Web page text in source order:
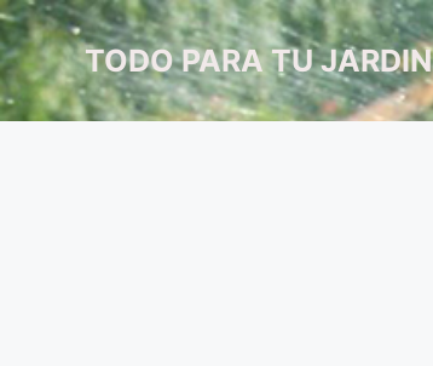
Saltar
al
contenidoTODO PARA TU JARDIN